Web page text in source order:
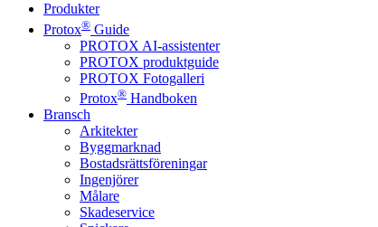
Produkter
Protox® Guide
PROTOX AI-assistenter
PROTOX produktguide
PROTOX Fotogalleri
Protox® Handboken
Bransch
Arkitekter
Byggmarknad
Bostadsrättsföreningar
Ingenjörer
Målare
Skadeservice